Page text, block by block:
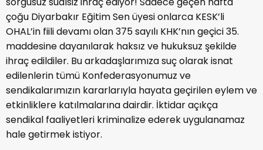
çoğu Diyarbakır Eğitim Sen üyesi onlarca KESK’li
OHAL’in fiili devamı olan 375 sayılı KHK’nın geçici 35.
maddesine dayanılarak haksız ve hukuksuz şekilde
ihraç edildiler. Bu arkadaşlarımıza suç olarak isnat
edilenlerin tümü Konfederasyonumuz ve
sendikalarımızın kararlarıyla hayata geçirilen eylem ve
etkinliklere katılmalarına dairdir. İktidar açıkça
sendikal faaliyetleri kriminalize ederek uygulanamaz
hale getirmek istiyor.